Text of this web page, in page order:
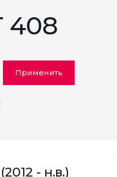
408
Применить
- н.в.)